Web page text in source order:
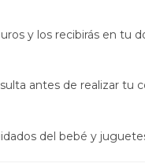
y los recibirás en tu
antes de realizar
del bebé y